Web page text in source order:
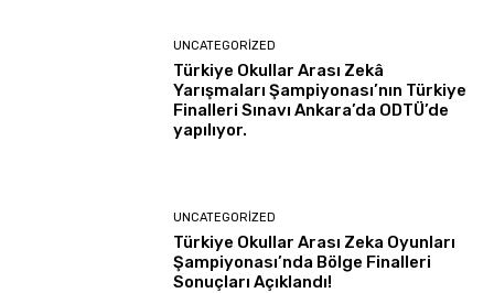
UNCATEGORIZED
Türkiye Okullar Arası Zekâ
Yarışmaları Şampiyonası’nın Türkiye
Finalleri Sınavı Ankara’da ODTÜ’de
yapılıyor.
UNCATEGORIZED
Türkiye Okullar Arası Zeka Oyunları
Şampiyonası’nda Bölge Finalleri
Sonuçları Açıklandı!